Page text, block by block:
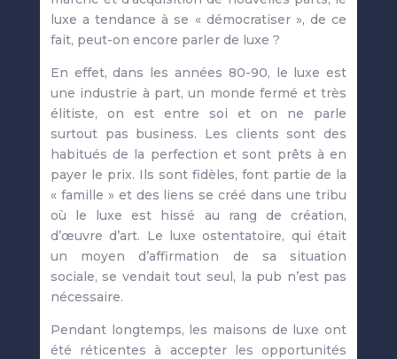
luxe a tendance à se « démocratiser », de ce
fait, peut-on encore parler de luxe ?
En effet, dans les années 80-90, le luxe est
une industrie à part, un monde fermé et très
élitiste, on est entre soi et on ne parle
surtout pas business. Les clients sont des
habitués de la perfection et sont prêts à en
payer le prix. Ils sont fidèles, font partie de la
« famille » et des liens se créé dans une tribu
où le luxe est hissé au rang de création,
d’œuvre d’art. Le luxe ostentatoire, qui était
un moyen d’affirmation de sa situation
sociale, se vendait tout seul, la pub n’est pas
nécessaire.
Pendant longtemps, les maisons de luxe ont
été réticentes à accepter les opportunités